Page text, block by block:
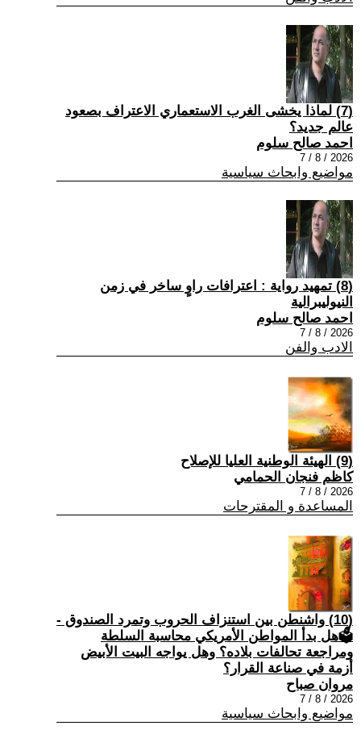
(7) لماذا يخشى الغرب الاستعماري الاعتراف بصعود
عالم جديد؟
احمد صالح سلوم
2026 / 8 / 7
مواضيع وابحاث سياسية
(8) تمهيد رواية : اعترافات راوٍ ساخر في زمن
النيوليبرالية
احمد صالح سلوم
2026 / 8 / 7
الادب والفن
(9) الهيئة الوطنية العليا للإصلاح
كاظم فنجان الحمامي
2026 / 8 / 7
المساعدة و المقترحات
(10) واشنطن بين استنزاف الحروب وتمرد الصندوق -
🗳هل بدأ المواطن الأمريكي محاسبة السلطة
ومراجعة تحالفات بلاده؟ وهل يواجه البيت الأبيض
أزمة في صناعة القرار؟
مروان صباح
2026 / 8 / 7
مواضيع وابحاث سياسية